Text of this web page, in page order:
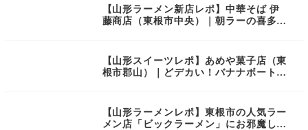
【山形ラーメン新店レポ】中華そば 伊
藤商店（東根市中央）｜朝ラーの喜多方
【山形スイーツレポ】あめや菓子店（東
根市郡山）｜どデカい！バナナボートを
【山形ラーメンレポ】東根市の人気ラー
メン店「ビックラーメン」にお邪魔して